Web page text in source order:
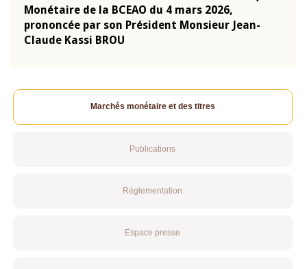
Monétaire de la BCEAO du 4 mars 2026,
prononcée par son Président Monsieur Jean-
Claude Kassi BROU
Marchés monétaire et des titres
Publications
Réglementation
Espace presse